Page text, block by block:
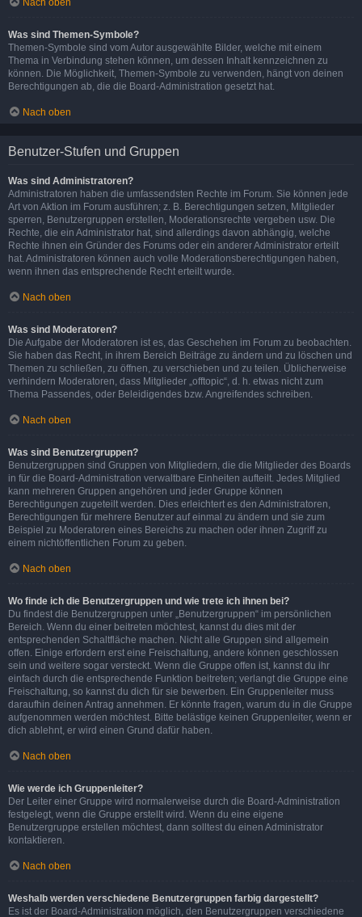
Nach oben
Was sind Themen-Symbole?
Themen-Symbole sind vom Autor ausgewählte Bilder, welche mit einem
Thema in Verbindung stehen können, um dessen Inhalt kennzeichnen zu
können. Die Möglichkeit, Themen-Symbole zu verwenden, hängt von deinen
Berechtigungen ab, die die Board-Administration gesetzt hat.
Nach oben
Benutzer-Stufen und Gruppen
Was sind Administratoren?
Administratoren haben die umfassendsten Rechte im Forum. Sie können jede
Art von Aktion im Forum ausführen; z. B. Berechtigungen setzen, Mitglieder
sperren, Benutzergruppen erstellen, Moderationsrechte vergeben usw. Die
Rechte, die ein Administrator hat, sind allerdings davon abhängig, welche
Rechte ihnen ein Gründer des Forums oder ein anderer Administrator erteilt
hat. Administratoren können auch volle Moderationsberechtigungen haben,
wenn ihnen das entsprechende Recht erteilt wurde.
Nach oben
Was sind Moderatoren?
Die Aufgabe der Moderatoren ist es, das Geschehen im Forum zu beobachten.
Sie haben das Recht, in ihrem Bereich Beiträge zu ändern und zu löschen und
Themen zu schließen, zu öffnen, zu verschieben und zu teilen. Üblicherweise
verhindern Moderatoren, dass Mitglieder „offtopic“, d. h. etwas nicht zum
Thema Passendes, oder Beleidigendes bzw. Angreifendes schreiben.
Nach oben
Was sind Benutzergruppen?
Benutzergruppen sind Gruppen von Mitgliedern, die die Mitglieder des Boards
in für die Board-Administration verwaltbare Einheiten aufteilt. Jedes Mitglied
kann mehreren Gruppen angehören und jeder Gruppe können
Berechtigungen zugeteilt werden. Dies erleichtert es den Administratoren,
Berechtigungen für mehrere Benutzer auf einmal zu ändern und sie zum
Beispiel zu Moderatoren eines Bereichs zu machen oder ihnen Zugriff zu
einem nichtöffentlichen Forum zu geben.
Nach oben
Wo finde ich die Benutzergruppen und wie trete ich ihnen bei?
Du findest die Benutzergruppen unter „Benutzergruppen“ im persönlichen
Bereich. Wenn du einer beitreten möchtest, kannst du dies mit der
entsprechenden Schaltfläche machen. Nicht alle Gruppen sind allgemein
offen. Einige erfordern erst eine Freischaltung, andere können geschlossen
sein und weitere sogar versteckt. Wenn die Gruppe offen ist, kannst du ihr
einfach durch die entsprechende Funktion beitreten; verlangt die Gruppe eine
Freischaltung, so kannst du dich für sie bewerben. Ein Gruppenleiter muss
daraufhin deinen Antrag annehmen. Er könnte fragen, warum du in die Gruppe
aufgenommen werden möchtest. Bitte belästige keinen Gruppenleiter, wenn er
dich ablehnt, er wird einen Grund dafür haben.
Nach oben
Wie werde ich Gruppenleiter?
Der Leiter einer Gruppe wird normalerweise durch die Board-Administration
festgelegt, wenn die Gruppe erstellt wird. Wenn du eine eigene
Benutzergruppe erstellen möchtest, dann solltest du einen Administrator
kontaktieren.
Nach oben
Weshalb werden verschiedene Benutzergruppen farbig dargestellt?
Es ist der Board-Administration möglich, den Benutzergruppen verschiedene